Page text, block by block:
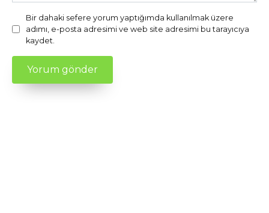
Bir dahaki sefere yorum yaptığımda kullanılmak üzere
adımı, e-posta adresimi ve web site adresimi bu tarayıcıya
kaydet.